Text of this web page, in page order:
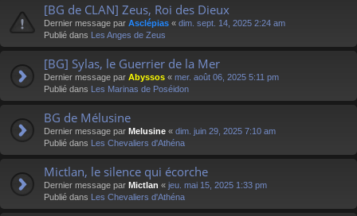
[BG de CLAN] Zeus, Roi des Dieux
Dernier message par Asclépias « dim. sept. 14, 2025 2:24 am
Publié dans Les Anges de Zeus
[BG] Sylas, le Guerrier de la Mer
Dernier message par Abyssos « mer. août 06, 2025 5:11 pm
Publié dans Les Marinas de Poséidon
BG de Mélusine
Dernier message par Melusine « dim. juin 29, 2025 7:10 am
Publié dans Les Chevaliers d'Athéna
Mictlan, le silence qui écorche
Dernier message par Mictlan « jeu. mai 15, 2025 1:33 pm
Publié dans Les Chevaliers d'Athéna